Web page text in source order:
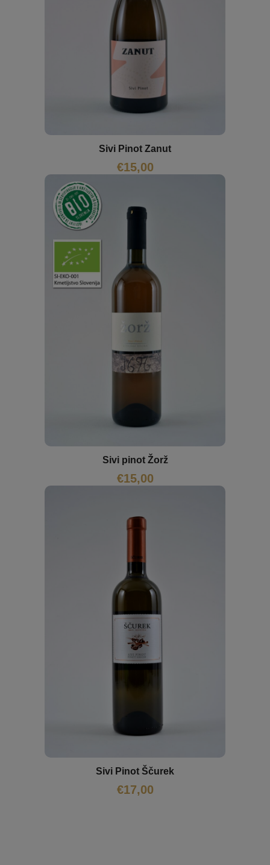
Sivi Pinot Zanut
€15,00
Sivi pinot Žorž
€15,00
Sivi Pinot Ščurek
€17,00